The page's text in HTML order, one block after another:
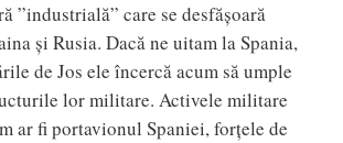
”industrială” care se desfășoară
și Rusia. Dacă ne uitam la Spania,
de Jos ele încercă acum să umple
lor militare. Activele militare
ar fi portavionul Spaniei, forțele de